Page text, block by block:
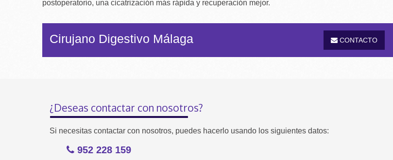
postoperatorio, una cicatrización más rápida y recuperación mejor.
Cirujano Digestivo Málaga CONTACTO
¿Deseas contactar con nosotros?
Si necesitas contactar con nosotros, puedes hacerlo usando los siguientes datos:
952 228 159